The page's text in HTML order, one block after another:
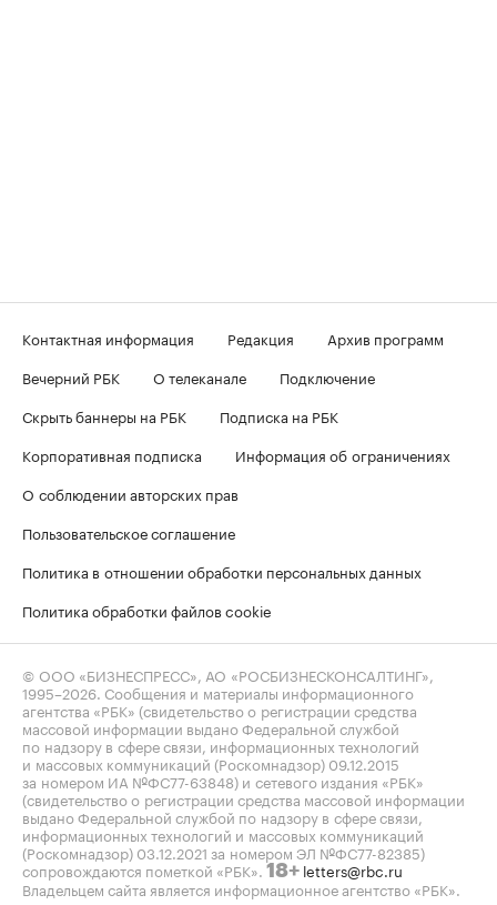
Контактная информация Редакция
Архив программ
Вечерний РБК
О телеканале
Подключение
Скрыть баннеры на РБК
Подписка на РБК
Корпоративная подписка
Информация об ограничениях
О соблюдении авторских прав
Пользовательское соглашение
Политика в отношении обработки персональных данных
Политика обработки файлов cookie
© ООО «БИЗНЕСПРЕСС», АО «РОСБИЗНЕСКОНСАЛТИНГ»,
1995–2026 . Сообщения и материалы информационного
агентства «РБК» (свидетельство о регистрации средства
массовой информации выдано Федеральной службой
по надзору в сфере связи, информационных технологий
и массовых коммуникаций (Роскомнадзор) 09.12.2015
за номером ИА №ФС77-63848) и сетевого издания «РБК»
(свидетельство о регистрации средства массовой информации
выдано Федеральной службой по надзору в сфере связи,
информационных технологий и массовых коммуникаций
(Роскомнадзор) 03.12.2021 за номером ЭЛ №ФС77-82385)
сопровождаются пометкой «РБК». 18+ letters@rbc.ru
Владельцем сайта является информационное агентство «РБК».